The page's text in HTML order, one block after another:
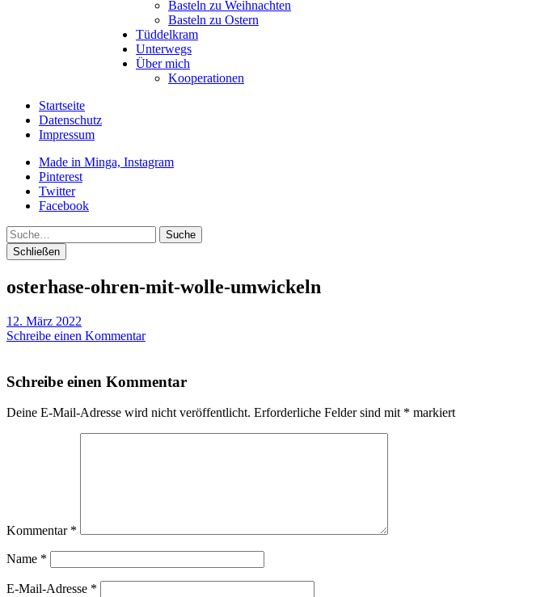
Basteln zu Weihnachten
Basteln zu Ostern
Tüddelkram
Unterwegs
Über mich
Kooperationen
Startseite
Datenschutz
Impressum
Made in Minga, Instagram
Pinterest
Twitter
Facebook
Suche
Schließen
osterhase-ohren-mit-wolle-umwickeln
12. März 2022
Schreibe einen Kommentar
Schreibe einen Kommentar
Deine E-Mail-Adresse wird nicht veröffentlicht. Erforderliche Felder sind mit * markiert
Kommentar *
Name *
E-Mail-Adresse *